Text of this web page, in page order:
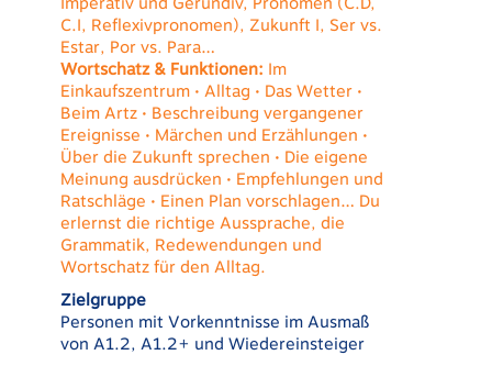
C.I, Reflexivpronomen), Zukunft I, Ser vs.
Estar, Por vs. Para…
Wortschatz & Funktionen: Im
Einkaufszentrum • Alltag • Das Wetter •
Beim Artz • Beschreibung vergangener
Ereignisse • Märchen und Erzählungen •
Über die Zukunft sprechen • Die eigene
Meinung ausdrücken • Empfehlungen und
Ratschläge • Einen Plan vorschlagen… Du
erlernst die richtige Aussprache, die
Grammatik, Redewendungen und
Wortschatz für den Alltag.
Zielgruppe
Personen mit Vorkenntnisse im Ausmaß
von A1.2, A1.2+ und Wiedereinsteiger